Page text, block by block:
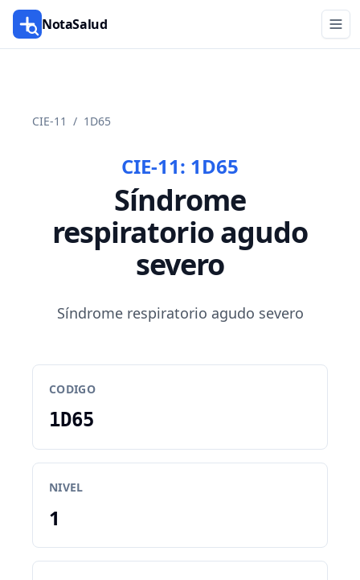
NotaSalud
CIE-11 / 1D65
CIE-11: 1D65
Síndrome
respiratorio agudo
severo
Síndrome respiratorio agudo severo
CODIGO
1D65
NIVEL
1